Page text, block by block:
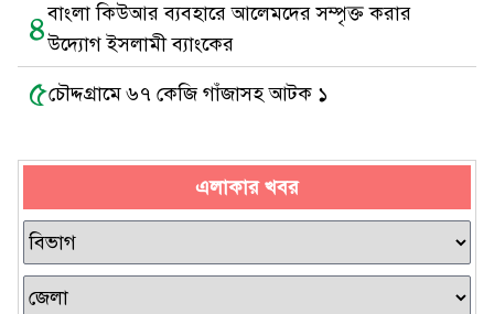
৪বাংলা কিউআর ব্যবহারে আলেমদের সম্পৃক্ত করার
উদ্যোগ ইসলামী ব্যাংকের
৫চৌদ্দগ্রামে ৬৭ কেজি গাঁজাসহ আটক ১
এলাকার খবর